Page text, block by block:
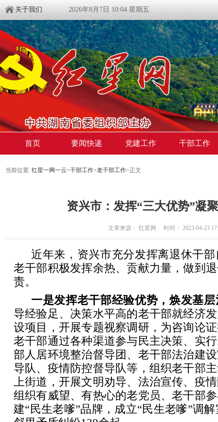
关于我们 2026年8月7日 10:04 星期五
首页 要闻快递 党建工作 干部工作
当前位置: 红星一网一云>干部工作>老干部工作>正文
资兴市：发挥“三大优势”凝
文章来源： 红星网 时间： 2023-04-23
近年来，资兴市充分发挥离退休干
老干部积极发挥余热、贡献力量，做到
责。
一是发挥老干部经验优势，焕发基
导经验足、决策水平高的老干部就经济
设项目，开展专题视察调研，为咨询论
老干部通过各种渠道参与民主决策、实
部人居环境整治督导团、老干部法治建
导队、疫情防控督导队等，组织老干部
上街道，开展文明劝导、法治宣传、疫
组织有威望、有热心的老党员、老干部
建“民生老嗲”品牌，成立“民生老嗲”调